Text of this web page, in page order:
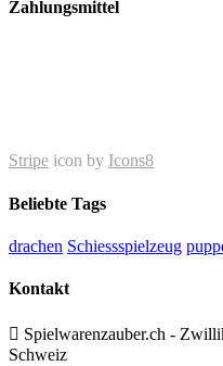
Zahlungsmittel
Stripe icon by Icons8
Beliebte Tags
drachen Schiessspielzeug
Kontakt
 Spielwarenzauber.ch -
Schweiz